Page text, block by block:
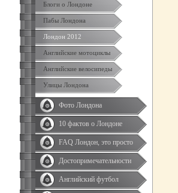
Блоги о Лондоне
Пабы Лондона
Лондон 2012
Английские мотоциклы
Английские велосипеды
Улицы Лондона
Фото Лондона
10 фактов о Лондоне
FAQ Лондон, это просто
Достопримечательности
Английский футбол